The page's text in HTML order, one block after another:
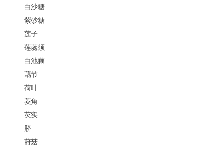
白沙糖
紫砂糖
莲子
莲蕊须
白池藕
藕节
荷叶
菱角
芡实
脐
莳菇